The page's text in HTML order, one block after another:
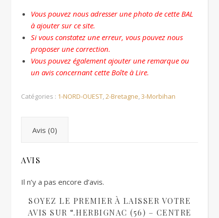
Vous pouvez nous adresser une photo de cette BAL
à ajouter sur ce site.
Si vous constatez une erreur, vous pouvez nous
proposer une correction.
Vous pouvez également ajouter une remarque ou
un avis concernant cette Boîte à Lire.
Catégories : 1-NORD-OUEST,2-Bretagne,3-Morbihan
Avis (0)
AVIS
Il n’y a pas encore d’avis.
SOYEZ LE PREMIER À LAISSER VOTRE
AVIS SUR “.HERBIGNAC (56) – CENTRE